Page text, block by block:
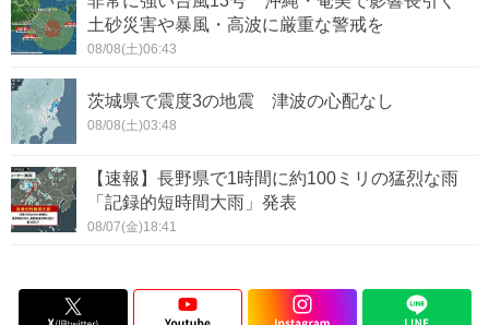
土砂災害や暴風・高波に厳重な警戒を
08/08(土)06:43
茨城県で震度3の地震 津波の心配なし
08/08(土)03:48
【速報】長野県で1時間に約100ミリの猛烈な雨
「記録的短時間大雨」発表
08/07(金)18:41